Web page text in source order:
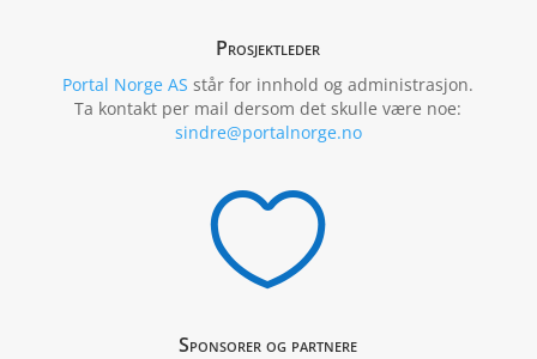
Prosjektleder
Portal Norge AS står for innhold og administrasjon.
Ta kontakt per mail dersom det skulle være noe:
sindre@portalnorge.no

Sponsorer og partnere